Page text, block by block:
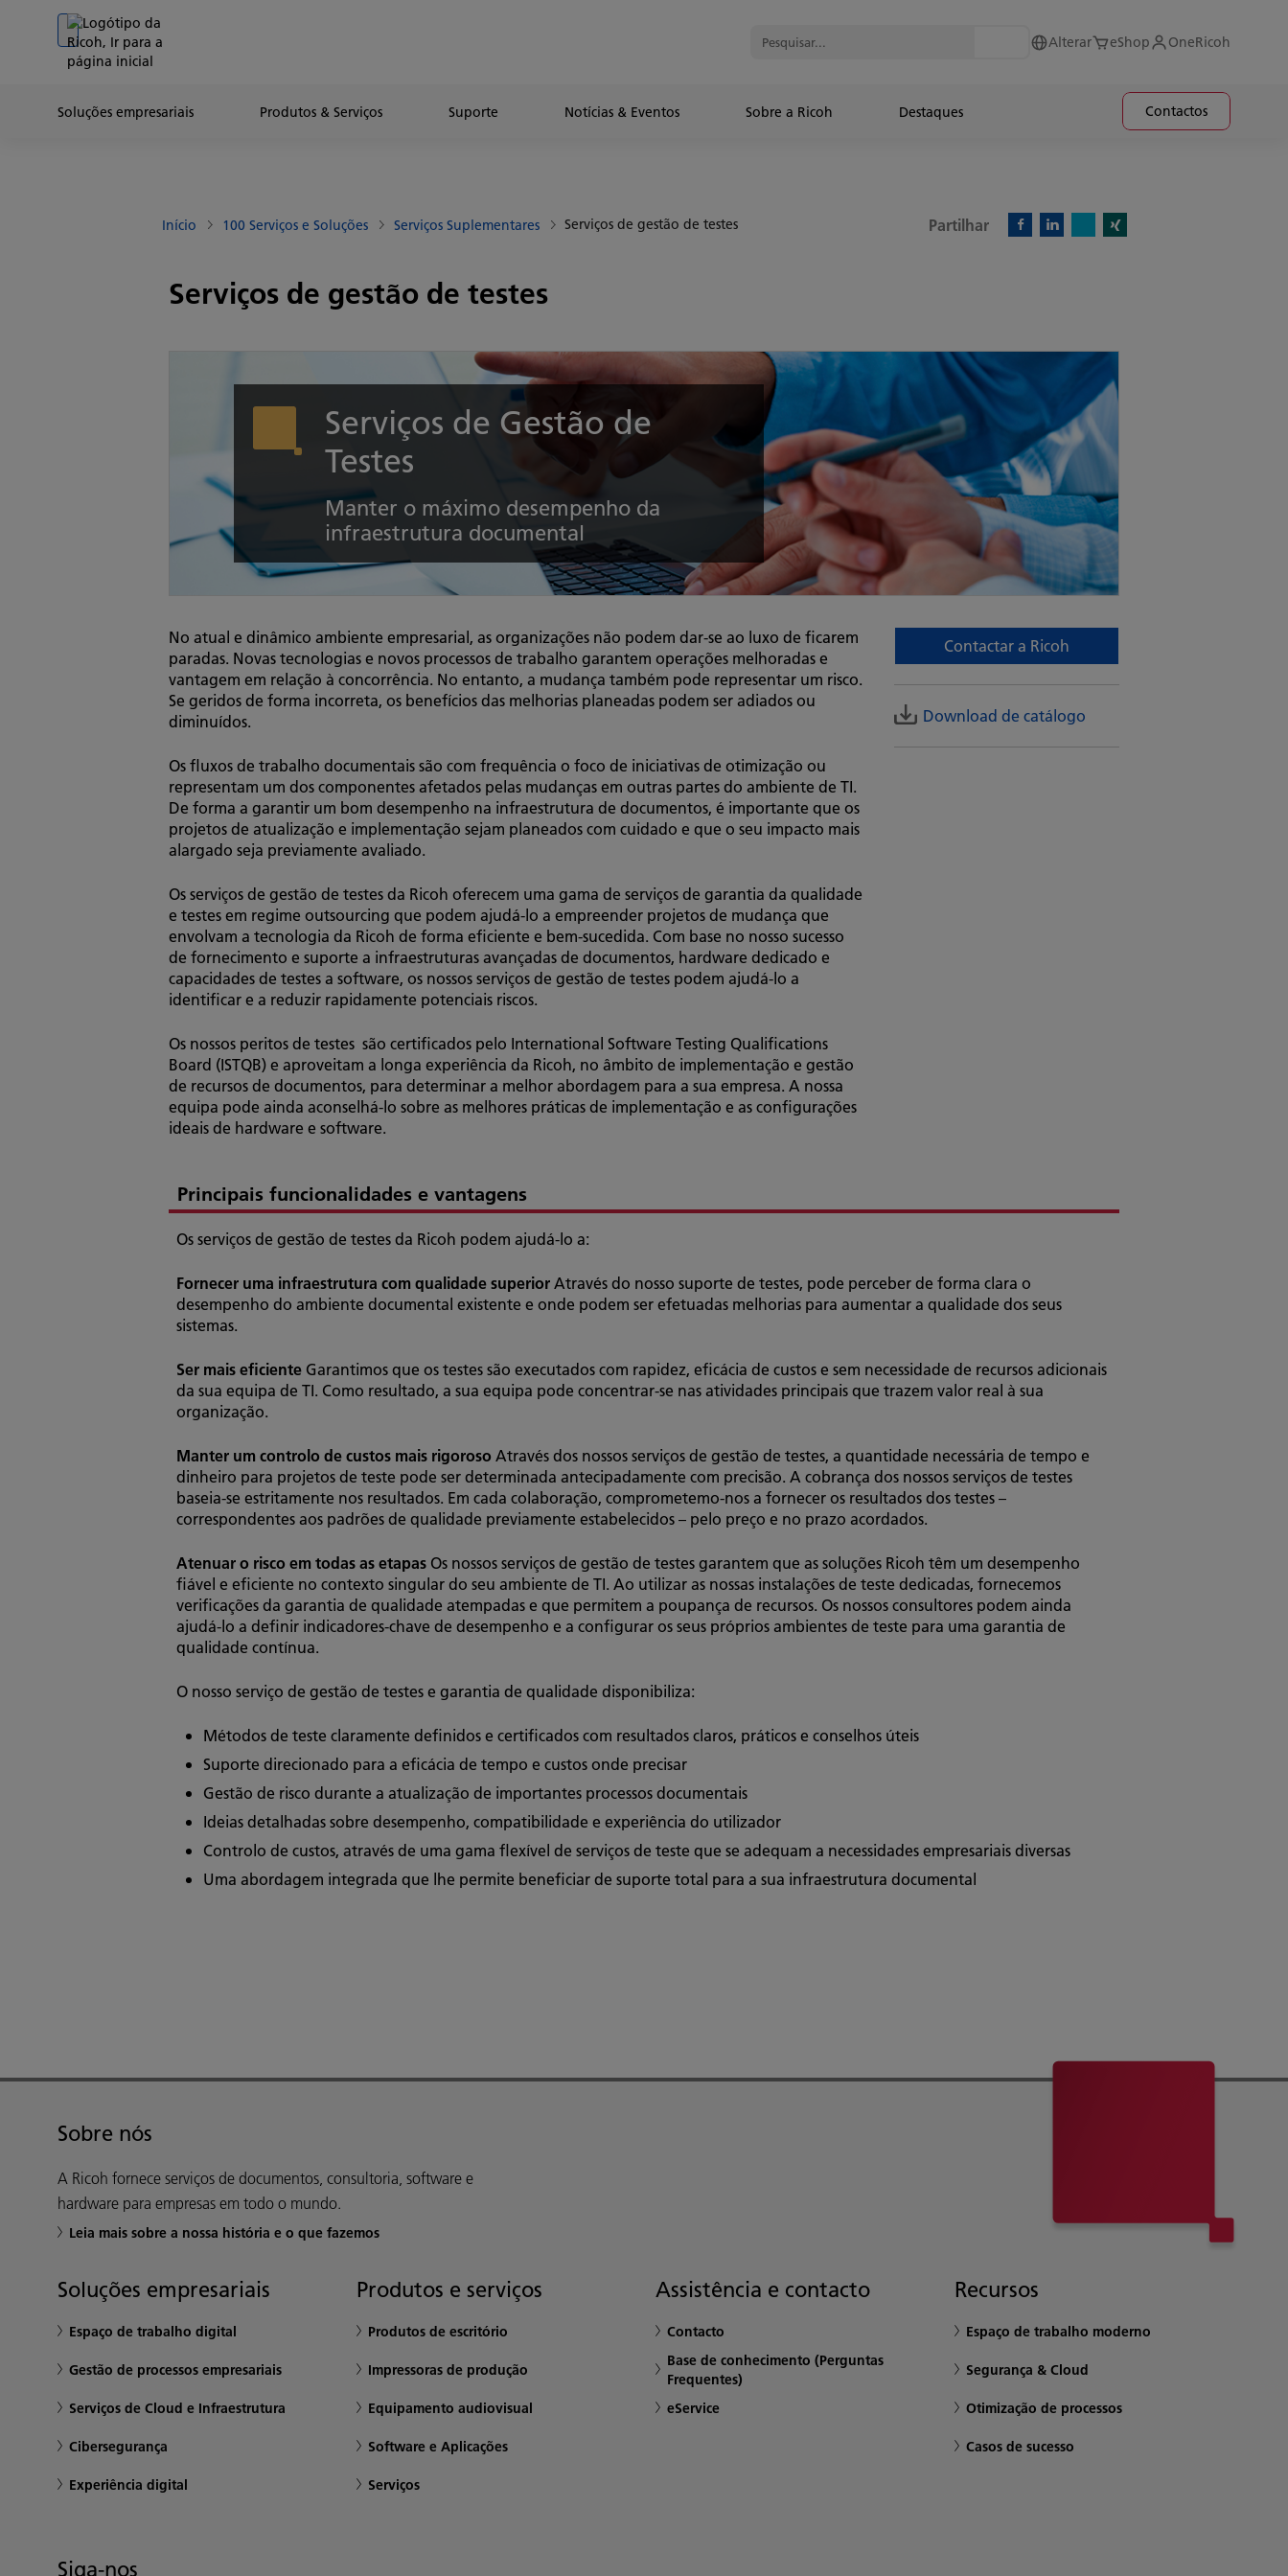
Go to banner
Go to content
Go to footer
Alterar eShop OneRicoh
Soluções empresariais Produtos & Serviços Suporte Notícias & Eventos Sobre a Ricoh Destaques Contactos
Início 100 Serviços e Soluções Serviços Suplementares Serviços de gestão de testes Partilhar
Serviços de gestão de testes
Serviços de Gestão de
Testes
Manter o máximo desempenho da
infraestrutura documental
No atual e dinâmico ambiente empresarial, as organizações não podem dar-se ao luxo de ficarem
paradas. Novas tecnologias e novos processos de trabalho garantem operações melhoradas e
vantagem em relação à concorrência. No entanto, a mudança também pode representar um risco.
Se geridos de forma incorreta, os benefícios das melhorias planeadas podem ser adiados ou
diminuídos.
Os fluxos de trabalho documentais são com frequência o foco de iniciativas de otimização ou
representam um dos componentes afetados pelas mudanças em outras partes do ambiente de TI.
De forma a garantir um bom desempenho na infraestrutura de documentos, é importante que os
projetos de atualização e implementação sejam planeados com cuidado e que o seu impacto mais
alargado seja previamente avaliado.
Os serviços de gestão de testes da Ricoh oferecem uma gama de serviços de garantia da qualidade
e testes em regime outsourcing que podem ajudá-lo a empreender projetos de mudança que
envolvam a tecnologia da Ricoh de forma eficiente e bem-sucedida. Com base no nosso sucesso
de fornecimento e suporte a infraestruturas avançadas de documentos, hardware dedicado e
capacidades de testes a software, os nossos serviços de gestão de testes podem ajudá-lo a
identificar e a reduzir rapidamente potenciais riscos.
Os nossos peritos de testes são certificados pelo International Software Testing Qualifications
Board (ISTQB) e aproveitam a longa experiência da Ricoh, no âmbito de implementação e gestão
de recursos de documentos, para determinar a melhor abordagem para a sua empresa. A nossa
equipa pode ainda aconselhá-lo sobre as melhores práticas de implementação e as configurações
ideais de hardware e software.
Contactar a Ricoh
Download de catálogo
Principais funcionalidades e vantagens
Os serviços de gestão de testes da Ricoh podem ajudá-lo a:
Fornecer uma infraestrutura com qualidade superiorAtravés do nosso suporte de testes, pode perceber de forma clara o
desempenho do ambiente documental existente e onde podem ser efetuadas melhorias para aumentar a qualidade dos seus
sistemas.
Ser mais eficiente Garantimos que os testes são executados com rapidez, eficácia de custos e sem necessidade de recursos adicionais
da sua equipa de TI. Como resultado, a sua equipa pode concentrar-se nas atividades principais que trazem valor real à sua
organização.
Manter um controlo de custos mais rigoroso Através dos nossos serviços de gestão de testes, a quantidade necessária de tempo e
dinheiro para projetos de teste pode ser determinada antecipadamente com precisão. A cobrança dos nossos serviços de testes
baseia-se estritamente nos resultados. Em cada colaboração, comprometemo-nos a fornecer os resultados dos testes –
correspondentes aos padrões de qualidade previamente estabelecidos – pelo preço e no prazo acordados.
Atenuar o risco em todas as etapas Os nossos serviços de gestão de testes garantem que as soluções Ricoh têm um desempenho
fiável e eficiente no contexto singular do seu ambiente de TI. Ao utilizar as nossas instalações de teste dedicadas, fornecemos
verificações da garantia de qualidade atempadas e que permitem a poupança de recursos. Os nossos consultores podem ainda
ajudá-lo a definir indicadores-chave de desempenho e a configurar os seus próprios ambientes de teste para uma garantia de
qualidade contínua.
O nosso serviço de gestão de testes e garantia de qualidade disponibiliza:
Métodos de teste claramente definidos e certificados com resultados claros, práticos e conselhos úteis
Suporte direcionado para a eficácia de tempo e custos onde precisar
Gestão de risco durante a atualização de importantes processos documentais
Ideias detalhadas sobre desempenho, compatibilidade e experiência do utilizador
Controlo de custos, através de uma gama flexível de serviços de teste que se adequam a necessidades empresariais diversas
Uma abordagem integrada que lhe permite beneficiar de suporte total para a sua infraestrutura documental
Sobre nós
A Ricoh fornece serviços de documentos, consultoria, software e
hardware para empresas em todo o mundo.
Leia mais sobre a nossa história e o que fazemos
Soluções empresariais
Espaço de trabalho digital
Gestão de processos empresariais
Serviços de Cloud e Infraestrutura
Cibersegurança
Experiência digital
Produtos e serviços
Produtos de escritório
Impressoras de produção
Equipamento audiovisual
Software e Aplicações
Serviços
Assistência e contacto
Contacto
Base de conhecimento (Perguntas
Frequentes)
eService
Recursos
Espaço de trabalho moderno
Segurança & Cloud
Otimização de processos
Casos de sucesso
Siga-nos